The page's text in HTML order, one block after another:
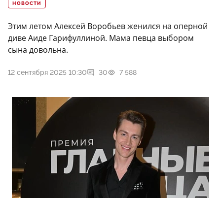
НОВОСТИ
Этим летом Алексей Воробьев женился на оперной
диве Аиде Гарифуллиной. Мама певца выбором
сына довольна.
12 сентября 2025 10:30 30 7 588